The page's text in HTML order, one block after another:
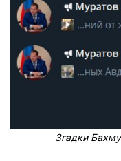
Згадки